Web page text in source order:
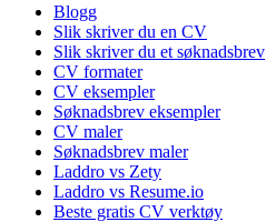
Blogg
Slik skriver du en CV
Slik skriver du et søknadsbrev
CV formater
CV eksempler
Søknadsbrev eksempler
CV maler
Søknadsbrev maler
Laddro vs Zety
Laddro vs Resume.io
Beste gratis CV verktøy